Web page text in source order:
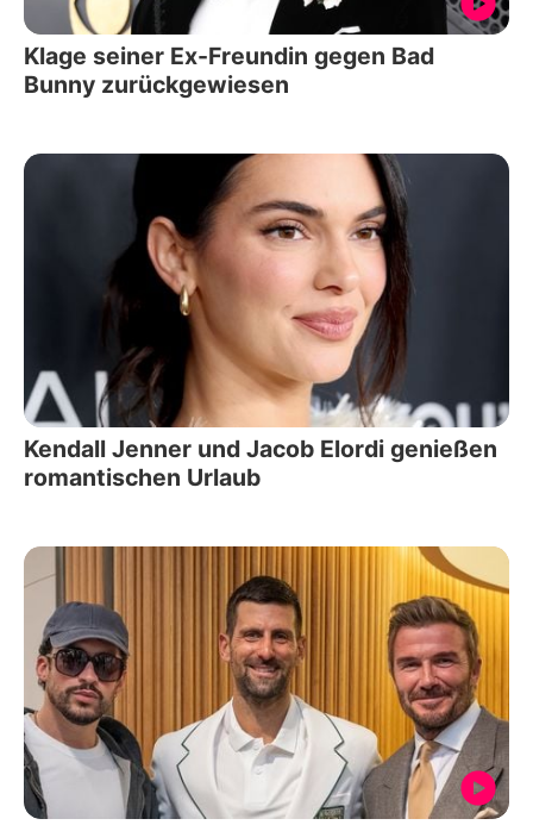
Klage seiner Ex-Freundin gegen Bad
Bunny zurückgewiesen
Kendall Jenner und Jacob Elordi genießen
romantischen Urlaub